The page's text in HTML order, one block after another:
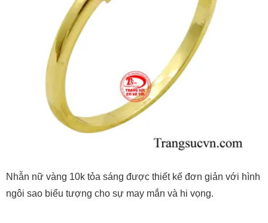
Nhẫn nữ vàng 10k tỏa sáng được thiết kế đơn giản với hình
ngôi sao biểu tượng cho sự may mắn và hi vọng.